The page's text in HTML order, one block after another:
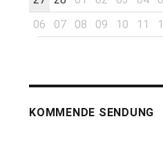
06
07 08 09 10 11
KOMMENDE SENDUNG